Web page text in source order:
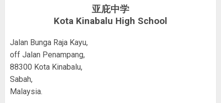
亚庇中学
Kota Kinabalu High School
Jalan Bunga Raja Kayu,
off Jalan Penampang,
88300 Kota Kinabalu,
Sabah,
Malaysia.